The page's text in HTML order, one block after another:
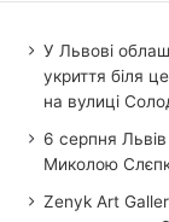
У Львові
укриття біля
на вулиці
6 серпня
Миколою
Zenyk Art